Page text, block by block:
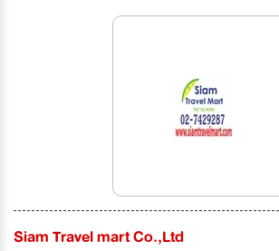
Siam Travel mart Co.,Ltd